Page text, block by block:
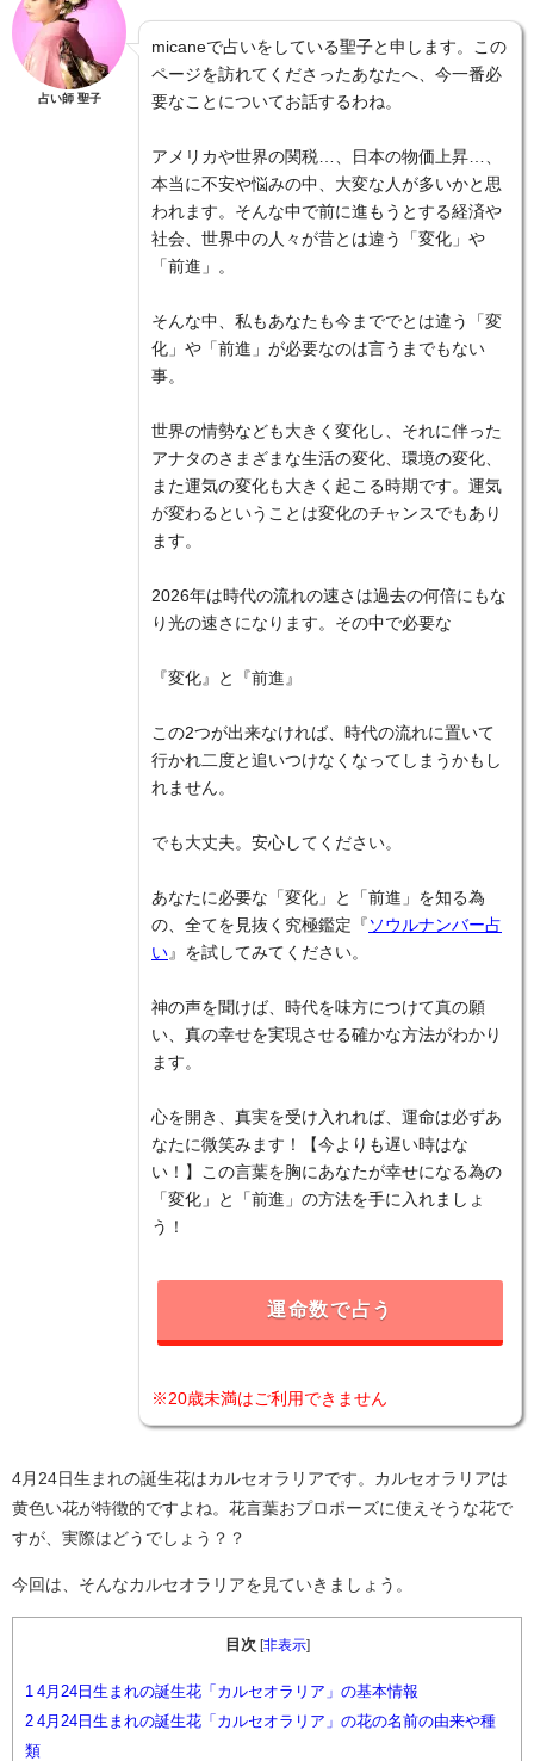
占い師 聖子
micaneで占いをしている聖子と申します。この
ページを訪れてくださったあなたへ、今一番必
要なことについてお話するわね。
アメリカや世界の関税…、日本の物価上昇…、
本当に不安や悩みの中、大変な人が多いかと思
われます。そんな中で前に進もうとする経済や
社会、世界中の人々が昔とは違う「変化」や
「前進」。
そんな中、私もあなたも今まででとは違う「変
化」や「前進」が必要なのは言うまでもない
事。
世界の情勢なども大きく変化し、それに伴った
アナタのさまざまな生活の変化、環境の変化、
また運気の変化も大きく起こる時期です。運気
が変わるということは変化のチャンスでもあり
ます。
2026年は時代の流れの速さは過去の何倍にもな
り光の速さになります。その中で必要な
『変化』と『前進』
この2つが出来なければ、時代の流れに置いて
行かれ二度と追いつけなくなってしまうかもし
れません。
でも大丈夫。安心してください。
あなたに必要な「変化」と「前進」を知る為
の、全てを見抜く究極鑑定『 ソウルナンバー占
い 』を試してみてください。
神の声を聞けば、時代を味方につけて真の願
い、真の幸せを実現させる確かな方法がわかり
ます。
心を開き、真実を受け入れれば、運命は必ずあ
なたに微笑みます！【今よりも遅い時はな
い！】この言葉を胸にあなたが幸せになる為の
「変化」と「前進」の方法を手に入れましょ
う！
運命数で占う
※20歳未満はご利用できません
4月24日生まれの誕生花はカルセオラリアです。カルセオラリアは
黄色い花が特徴的ですよね。花言葉おプロポーズに使えそうな花で
すが、実際はどうでしょう？？
今回は、そんなカルセオラリアを見ていきましょう。
目次 [非表示]
1 4月24日生まれの誕生花「カルセオラリア」の基本情報
2 4月24日生まれの誕生花「カルセオラリア」の花の名前の由来や種
類